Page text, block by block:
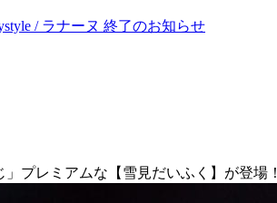
/ ラナーヌ 終了のお知らせ
プレミアムな【雪見だいふく】が登場！